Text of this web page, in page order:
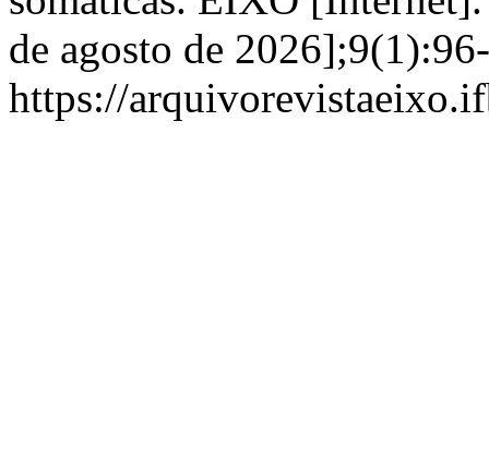
de agosto de
https://